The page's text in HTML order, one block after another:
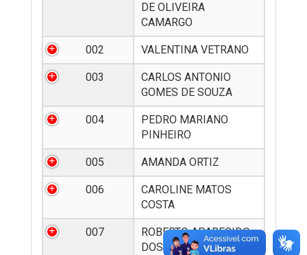
DE OLIVEIRA
CAMARGO
002 VALENTINA VETRANO
003
CARLOS ANTONIO
GOMES DE SOUZA
004
PEDRO MARIANO
PINHEIRO
005 AMANDA ORTIZ
006
CAROLINE MATOS
COSTA
007
ROBERTO APARECIDO
DOS SANTOS